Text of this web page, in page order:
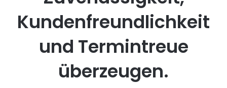
Kundenfreundlichkeit
und Termintreue
überzeugen.